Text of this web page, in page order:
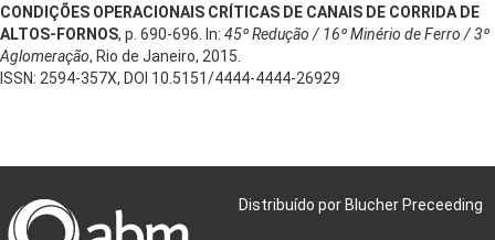
CONDIÇÕES OPERACIONAIS CRÍTICAS DE CANAIS DE CORRIDA DE
ALTOS-FORNOS, p. 690-696. In: 45º Redução / 16º Minério de Ferro / 3º
Aglomeração, Rio de Janeiro, 2015.
ISSN: 2594-357X, DOI 10.5151/4444-4444-26929
Distribuído por Blucher Preceeding